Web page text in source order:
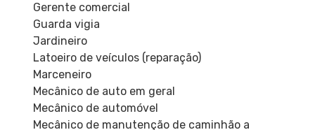
Gerente comercial
Guarda vigia
Jardineiro
Latoeiro de veículos (reparação)
Marceneiro
Mecânico de auto em geral
Mecânico de automóvel
Mecânico de manutenção de caminhão a